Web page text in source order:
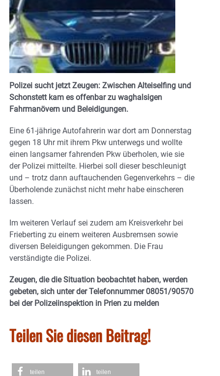
Polizei sucht jetzt Zeugen: Zwischen Alteiselfing und
Schonstett kam es offenbar zu waghalsigen
Fahrmanövern und Beleidigungen.
Eine 61-jährige Autofahrerin war dort am Donnerstag
gegen 18 Uhr mit ihrem Pkw unterwegs und wollte
einen langsamer fahrenden Pkw überholen, wie sie
der Polizei mitteilte. Hierbei soll dieser beschleunigt
und – trotz dann auftauchenden Gegenverkehrs – die
Überholende zunächst nicht mehr habe einscheren
lassen.
Im weiteren Verlauf sei zudem am Kreisverkehr bei
Frieberting zu einem weiteren Ausbremsen sowie
diversen Beleidigungen gekommen. Die Frau
verständigte die Polizei.
Zeugen, die die Situation beobachtet haben, werden
gebeten, sich unter der Telefonnummer 08051/90570
bei der Polizeiinspektion in Prien zu melden
Teilen Sie diesen Beitrag!
teilen teilen